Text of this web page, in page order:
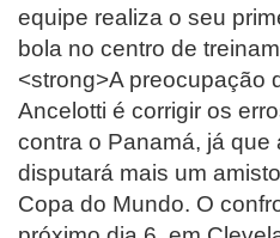
equipe realiza o seu
bola no centro de
<strong>A preocupação
Ancelotti é corrigir os
contra o Panamá, já que
disputará mais um
Copa do Mundo. O